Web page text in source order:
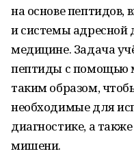
на основе
и системы адресной
медицине. Задача
пептиды с помощью
таким образом,
необходимые для
диагностике, а
мишени.